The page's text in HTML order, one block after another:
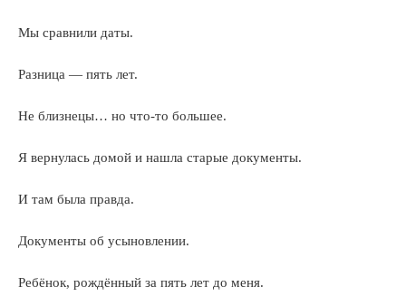
Мы сравнили даты.
Разница — пять лет.
Не близнецы… но что-то большее.
Я вернулась домой и нашла старые документы.
И там была правда.
Документы об усыновлении.
Ребёнок, рождённый за пять лет до меня.